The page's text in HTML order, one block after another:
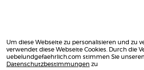
Um diese Webseite zu personalisieren und zu
verwendet diese Webseite Cookies. Durch die
uebelundgefaehrlich.com stimmen Sie unseren
Datenschutzbestimmungen zu